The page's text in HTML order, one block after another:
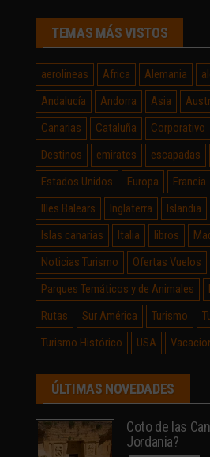
TEMAS MÁS VISTOS
aerolineas Africa Alemania
Andalucía
Andorra Asia
Canarias
Cataluña Corporativo
Destinos
emirates escapadas
Estados Unidos
Europa Francia
Illes Balears
Inglaterra Islandia
Islas canarias
Italia libros
Noticias Turismo
Ofertas Vuelos
Parques Temáticos y de Animales
Rutas
Sur América Turismo
Turismo Histórico
USA
ÚLTIMAS NOVEDADES
Coto de las
Jordania?